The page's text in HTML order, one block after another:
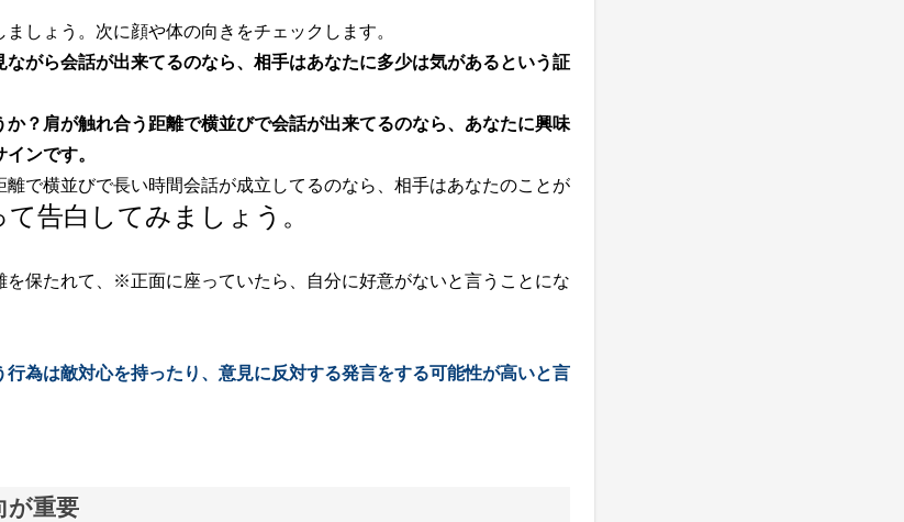
しょう。次に顔や体の向きをチェックします。
ながら会話が出来てるのなら、相手はあなたに多少は気があるという証
？肩が触れ合う距離で横並びで会話が出来てるのなら、あなたに興味
ンです。
離で横並びで長い時間会話が成立してるのなら、相手はあなたのことが
告白してみましょう。
を保たれて、※正面に座っていたら、自分に好意がないと言うことにな
為は敵対心を持ったり、意見に反対する発言をする可能性が高いと言
が重要